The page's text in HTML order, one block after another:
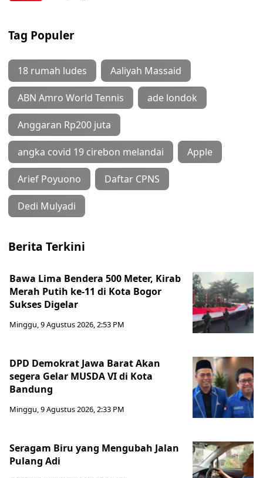
Tag Populer
18 rumah ludes Aaliyah Massaid
ABN Amro World Tennis ade londok
Anggaran Rp200 juta
angka covid 19 cirebon melandai Apple
Arief Poyuono Daftar CPNS
Dedi Mulyadi
Berita Terkini
Bawa Lima Bendera 500 Meter, Kirab
Merah Putih ke-11 di Kota Bogor
Sukses Digelar
Minggu, 9 Agustus 2026, 2:53 PM
DPD Demokrat Jawa Barat Akan
segera Gelar MUSDA VI di Kota
Bandung
Minggu, 9 Agustus 2026, 2:33 PM
Seragam Biru yang Mengubah Jalan
Pulang Adi